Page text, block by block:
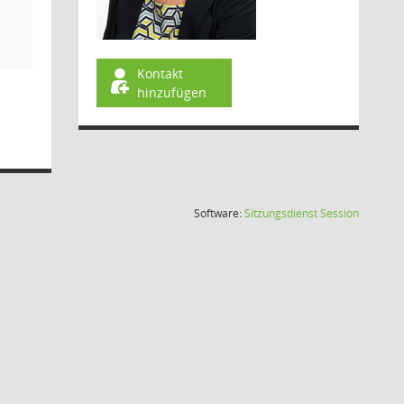
Kontakt
hinzufügen
Software:SitzungsdienstSession(Wird in